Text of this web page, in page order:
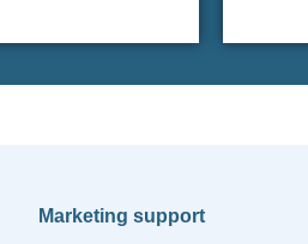
Marketing support